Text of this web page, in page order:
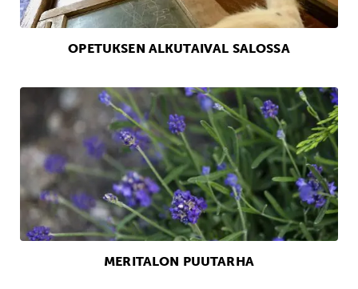
OPETUKSEN ALKUTAIVAL SALOSSA
MERITALON PUUTARHA